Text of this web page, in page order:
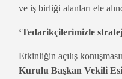
ve iş birliği alanları ele
‘Tedarikçilerimizle
Etkinliğin açılış
Kurulu Başkan Vekili